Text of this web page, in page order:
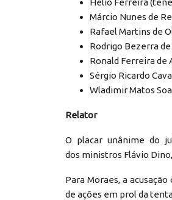
Márcio Nunes de
Rafael Martins de
Rodrigo Bezerra
Ronald Ferreira
Sérgio Ricardo
Wladimir Matos
Relator
O placar unânime do
dos ministros Flávio
Para Moraes, a
de ações em prol da